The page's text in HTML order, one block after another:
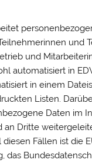
und
und
automatisiert in
in einem
Listen.
Daten im
an Dritte
Fällen ist die
das